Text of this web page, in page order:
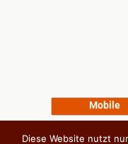
Mobile
Sie
Diese Website nutzt